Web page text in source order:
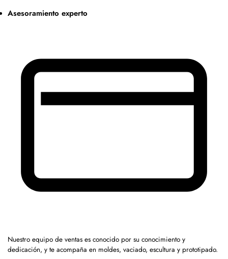
Asesoramiento experto
Nuestro equipo de ventas es conocido por su conocimiento y
dedicación, y te acompaña en moldes, vaciado, escultura y prototipado.